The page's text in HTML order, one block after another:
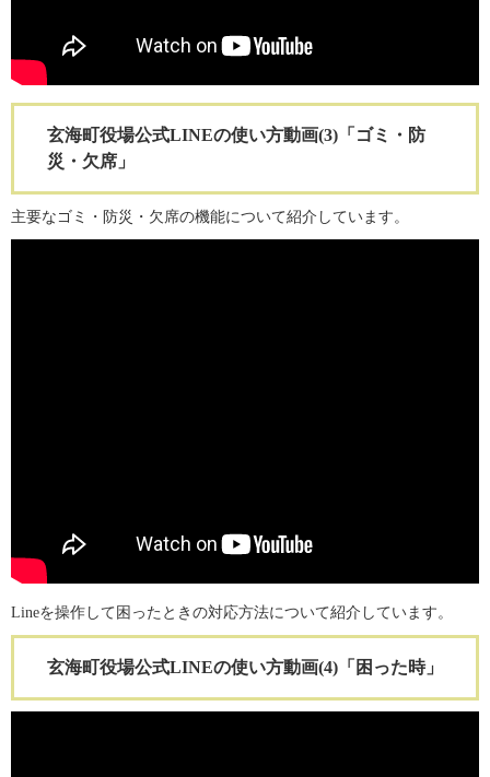
玄海町役場公式LINEの使い方動画(3)「ゴミ・防
災・欠席」
主要なゴミ・防災・欠席の機能について紹介しています。
Lineを操作して困ったときの対応方法について紹介しています。
玄海町役場公式LINEの使い方動画(4)「困った時」